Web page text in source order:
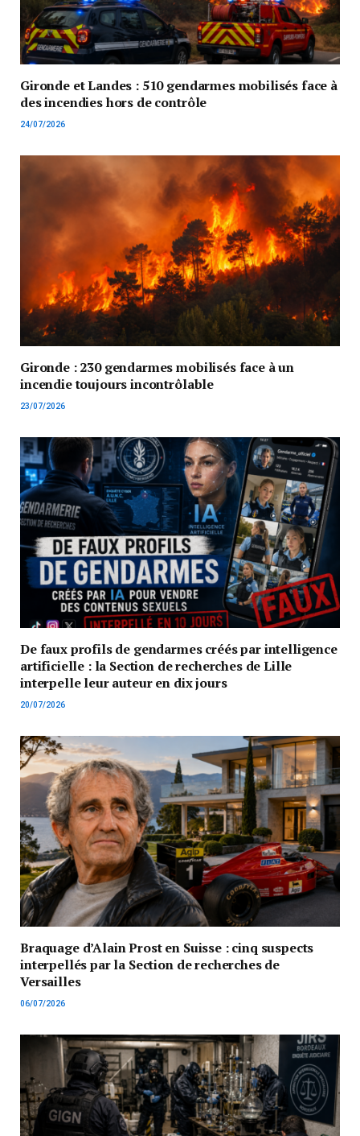
Gironde et Landes : 510 gendarmes mobilisés face à
des incendies hors de contrôle
24/07/2026
Gironde : 230 gendarmes mobilisés face à un
incendie toujours incontrôlable
23/07/2026
De faux profils de gendarmes créés par intelligence
artificielle : la Section de recherches de Lille
interpelle leur auteur en dix jours
20/07/2026
Braquage d’Alain Prost en Suisse : cinq suspects
interpellés par la Section de recherches de
Versailles
06/07/2026